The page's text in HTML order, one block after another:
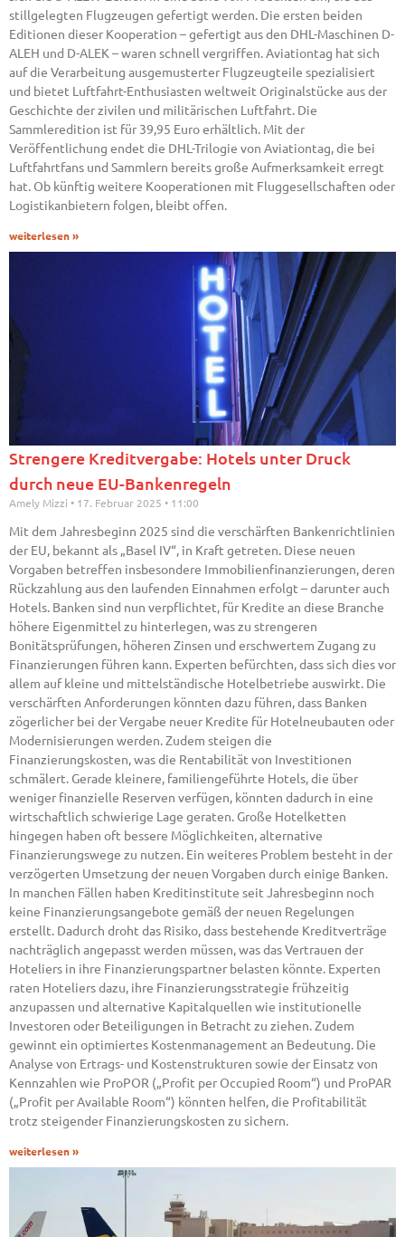
stillgelegten Flugzeugen gefertigt werden. Die ersten beiden
Editionen dieser Kooperation – gefertigt aus den DHL-Maschinen D-
ALEH und D-ALEK – waren schnell vergriffen. Aviationtag hat sich
auf die Verarbeitung ausgemusterter Flugzeugteile spezialisiert
und bietet Luftfahrt-Enthusiasten weltweit Originalstücke aus der
Geschichte der zivilen und militärischen Luftfahrt. Die
Sammleredition ist für 39,95 Euro erhältlich. Mit der
Veröffentlichung endet die DHL-Trilogie von Aviationtag, die bei
Luftfahrtfans und Sammlern bereits große Aufmerksamkeit erregt
hat. Ob künftig weitere Kooperationen mit Fluggesellschaften oder
Logistikanbietern folgen, bleibt offen.
weiterlesen »
Strengere Kreditvergabe: Hotels unter Druck
durch neue EU-Bankenregeln
Amely Mizzi 17. Februar 2025 11:00
Mit dem Jahresbeginn 2025 sind die verschärften Bankenrichtlinien
der EU, bekannt als „Basel IV“, in Kraft getreten. Diese neuen
Vorgaben betreffen insbesondere Immobilienfinanzierungen, deren
Rückzahlung aus den laufenden Einnahmen erfolgt – darunter auch
Hotels. Banken sind nun verpflichtet, für Kredite an diese Branche
höhere Eigenmittel zu hinterlegen, was zu strengeren
Bonitätsprüfungen, höheren Zinsen und erschwertem Zugang zu
Finanzierungen führen kann. Experten befürchten, dass sich dies vor
allem auf kleine und mittelständische Hotelbetriebe auswirkt. Die
verschärften Anforderungen könnten dazu führen, dass Banken
zögerlicher bei der Vergabe neuer Kredite für Hotelneubauten oder
Modernisierungen werden. Zudem steigen die
Finanzierungskosten, was die Rentabilität von Investitionen
schmälert. Gerade kleinere, familiengeführte Hotels, die über
weniger finanzielle Reserven verfügen, könnten dadurch in eine
wirtschaftlich schwierige Lage geraten. Große Hotelketten
hingegen haben oft bessere Möglichkeiten, alternative
Finanzierungswege zu nutzen. Ein weiteres Problem besteht in der
verzögerten Umsetzung der neuen Vorgaben durch einige Banken.
In manchen Fällen haben Kreditinstitute seit Jahresbeginn noch
keine Finanzierungsangebote gemäß der neuen Regelungen
erstellt. Dadurch droht das Risiko, dass bestehende Kreditverträge
nachträglich angepasst werden müssen, was das Vertrauen der
Hoteliers in ihre Finanzierungspartner belasten könnte. Experten
raten Hoteliers dazu, ihre Finanzierungsstrategie frühzeitig
anzupassen und alternative Kapitalquellen wie institutionelle
Investoren oder Beteiligungen in Betracht zu ziehen. Zudem
gewinnt ein optimiertes Kostenmanagement an Bedeutung. Die
Analyse von Ertrags- und Kostenstrukturen sowie der Einsatz von
Kennzahlen wie ProPOR („Profit per Occupied Room“) und ProPAR
(„Profit per Available Room“) könnten helfen, die Profitabilität
trotz steigender Finanzierungskosten zu sichern.
weiterlesen »